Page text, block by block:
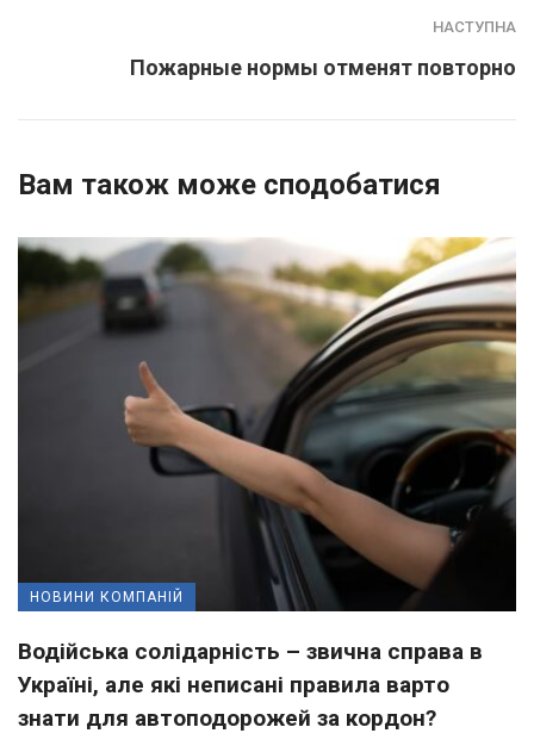
НАСТУПНА
Пожарные нормы отменят повторно
Вам також може сподобатися
НОВИНИ КОМПАНІЙ
Водійська солідарність – звична справа в
Україні, але які неписані правила варто
знати для автоподорожей за кордон?